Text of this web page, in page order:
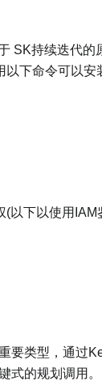
SK持续迭代
下命令可以安
以下以使用IAM
要类型，通过
式的规划调用。